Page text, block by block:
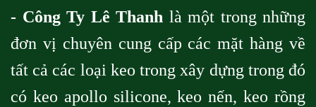
- Công Ty Lê Thanh là một trong những
đơn vị chuyên cung cấp các mặt hàng về
tất cả các loại keo trong xây dựng trong đó
có keo apollo silicone, keo nến, keo rồng